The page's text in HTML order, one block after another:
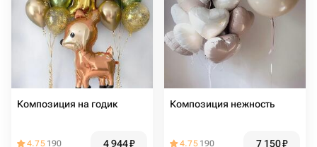
Композиция на годик
4.75 190 4 944₽
Композиция нежность
4.75 190 7 150₽